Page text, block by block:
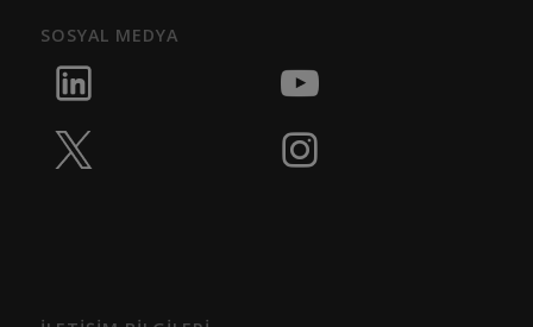
SOSYAL MEDYA